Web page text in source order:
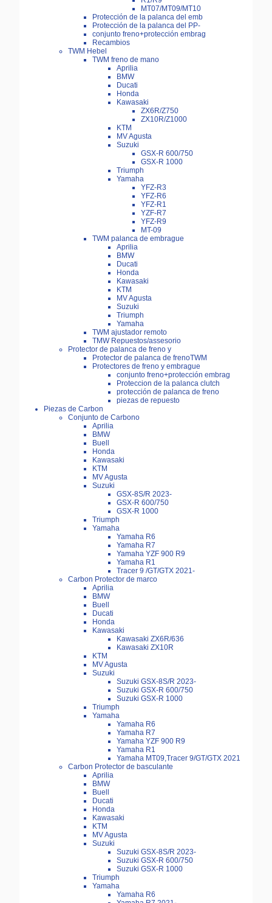
MT07/MT09/MT10
Protección de la palanca del emb
Protección de la palanca del PP-
conjunto freno+protección embrag
Recambios
TWM Hebel
TWM freno de mano
Aprilia
BMW
Ducati
Honda
Kawasaki
ZX6R/Z750
ZX10R/Z1000
KTM
MV Agusta
Suzuki
GSX-R 600/750
GSX-R 1000
Triumph
Yamaha
YFZ-R3
YFZ-R6
YFZ-R1
YZF-R7
YFZ-R9
MT-09
TWM palanca de embrague
Aprilia
BMW
Ducati
Honda
Kawasaki
KTM
MV Agusta
Suzuki
Triumph
Yamaha
TWM ajustador remoto
TMW Repuestos/assesorio
Protector de palanca de freno y
Protector de palanca de frenoTWM
Protectores de freno y embrague
conjunto freno+protección embrag
Proteccion de la palanca clutch
protección de palanca de freno
piezas de repuesto
Piezas de Carbon
Conjunto de Carbono
Aprilia
BMW
Buell
Honda
Kawasaki
KTM
MV Agusta
Suzuki
GSX-8S/R 2023-
GSX-R 600/750
GSX-R 1000
Triumph
Yamaha
Yamaha R6
Yamaha R7
Yamaha YZF 900 R9
Yamaha R1
Tracer 9 /GT/GTX 2021-
Carbon Protector de marco
Aprilia
BMW
Buell
Ducati
Honda
Kawasaki
Kawasaki ZX6R/636
Kawasaki ZX10R
KTM
MV Agusta
Suzuki
Suzuki GSX-8S/R 2023-
Suzuki GSX-R 600/750
Suzuki GSX-R 1000
Triumph
Yamaha
Yamaha R6
Yamaha R7
Yamaha YZF 900 R9
Yamaha R1
Yamaha MT09,Tracer 9/GT/GTX 2021
Carbon Protector de basculante
Aprilia
BMW
Buell
Ducati
Honda
Kawasaki
KTM
MV Agusta
Suzuki
Suzuki GSX-8S/R 2023-
Suzuki GSX-R 600/750
Suzuki GSX-R 1000
Triumph
Yamaha
Yamaha R6